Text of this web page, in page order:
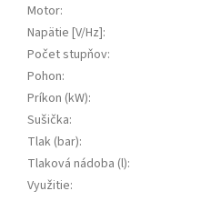
Motor:
Napätie [V/Hz]:
Počet stupňov:
Pohon:
Príkon (kW):
Sušička:
Tlak (bar):
Tlaková nádoba (l):
Využitie: